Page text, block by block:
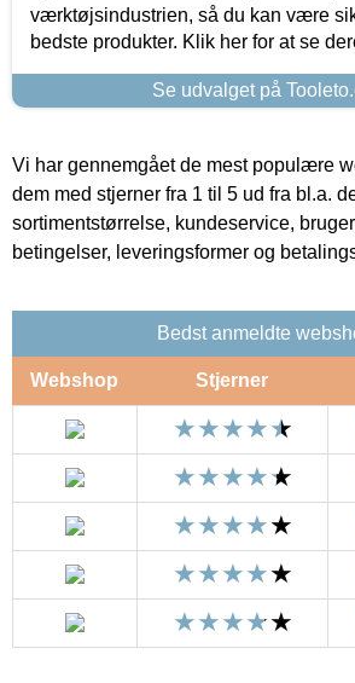
værktøjsindustrien, så du kan være
bedste produkter. Klik her for at se
Se udvalget på
Vi har gennemgået de mest populære
dem med stjerner fra 1 til 5 ud fra bl.a.
sortimentstørrelse, kundeservice,
betingelser, leveringsformer og
Bedst anmeldte
Webshop Stjerner